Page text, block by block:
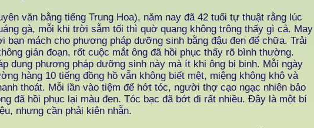
văn bằng tiếng Trung Hoa), năm nay đã 42 tuổi tự thuật rằng lúc
gà, mỗi khi trời sẫm tối thì quờ quạng không trông thấy gì cả. May
bạn mách cho phương pháp dưỡng sinh bằng đậu đen để chữa. Trải
gián đoạn, rốt cuộc mắt ông đã hồi phục thấy rõ bình thường.
dụng phương pháp dưỡng sinh này mà ít khi ông bị bịnh. Mỗi ngày
hàng 10 tiếng đồng hồ vẫn không biết mệt, miệng không khô và
thoát. Mỗi lần vào tiệm để hớt tóc, người thợ cạo ngạc nhiên bảo
đã hồi phục lại màu đen. Tóc bạc đã bớt đi rất nhiều. Đây là một bí
nhưng cần phải kiên nhẫn.